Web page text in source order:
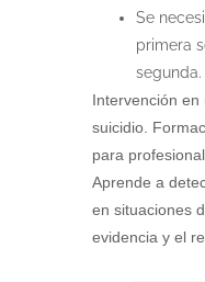
Se
primera
segunda.
Intervención en
suicidio.
para
Aprende a
en situaciones
evidencia y el